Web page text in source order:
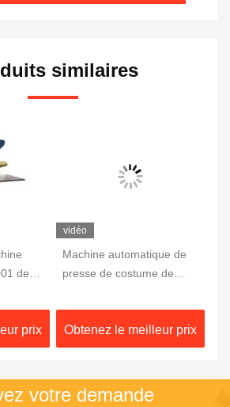
similaires
de
prix
vidéo
Machine automatique de
presse de costume de
vêtements 1500W
Obtenez le meilleur prix
votre demande